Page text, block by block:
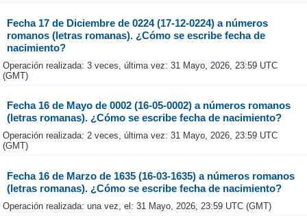
Fecha 17 de Diciembre de 0224 (17-12-0224) a números
romanos (letras romanas). ¿Cómo se escribe fecha de
nacimiento?
Operación realizada: 3 veces, última vez: 31 Mayo, 2026, 23:59 UTC
(GMT)
Fecha 16 de Mayo de 0002 (16-05-0002) a números romanos
(letras romanas). ¿Cómo se escribe fecha de nacimiento?
Operación realizada: 2 veces, última vez: 31 Mayo, 2026, 23:59 UTC
(GMT)
Fecha 16 de Marzo de 1635 (16-03-1635) a números romanos
(letras romanas). ¿Cómo se escribe fecha de nacimiento?
Operación realizada: una vez, el: 31 Mayo, 2026, 23:59 UTC (GMT)